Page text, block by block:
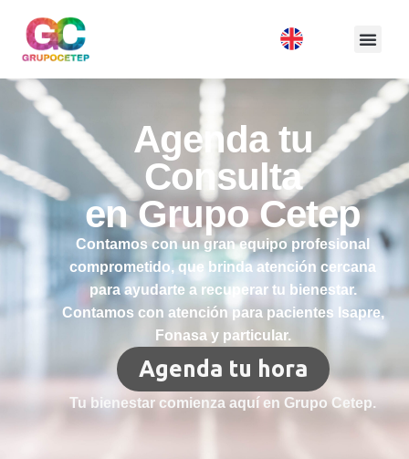
Agenda tu
Consulta
en Grupo Cetep
Contamos con un gran equipo profesional
comprometido, que brinda atención cercana
para ayudarte a recuperar tu bienestar.
Contamos con atención para pacientes Isapre,
Fonasa y particular.
Agenda tu hora
Tu bienestar comienza aquí en Grupo Cetep.